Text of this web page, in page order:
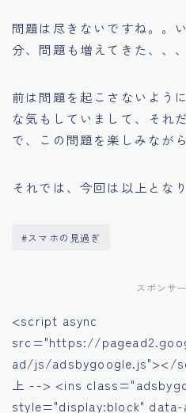
問題は尽きないですね。。
分、問題も増えてきた、、、
前は問題を起こさないよう
な気もしていまして、それ
で、この問題を楽しみなが
それでは、今回は以上となり
#スマホの見過ぎ
スポンサ
<script async
src="https://
ad/js/adsbygoogle.js"></
上 --> <ins
style="display:block"